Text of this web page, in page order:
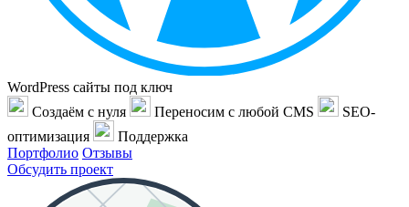
WordPress сайты под ключ
Создаём с нуля
Переносим с любой CMS
SEO-
оптимизация
Поддержка
Портфолио Отзывы
Обсудить проект